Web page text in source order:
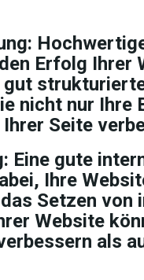
Erfolg Ihrer
nicht nur Ihre
Seite
Eine gute
Ihre
Setzen
Website
als